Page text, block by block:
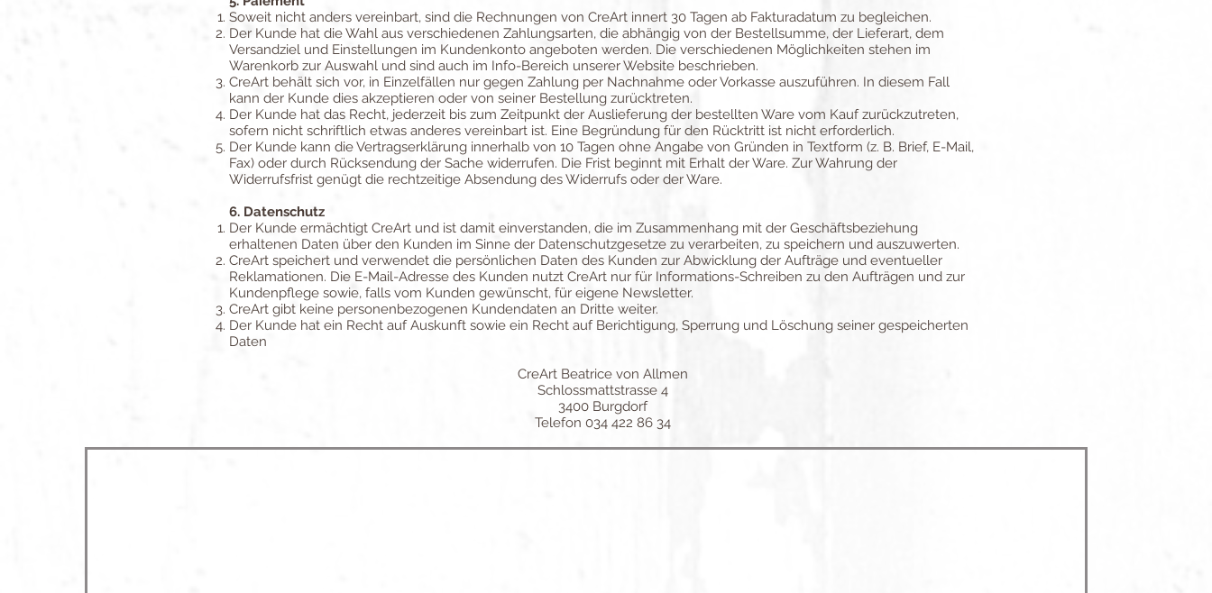
Soweit nicht anders vereinbart, sind die Rechnungen von CreArt innert 30 Tagen ab Fakturadatum zu begleichen.
Der Kunde hat die Wahl aus verschiedenen Zahlungsarten, die abhängig von der Bestellsumme, der Lieferart, dem
Versandziel und Einstellungen im Kundenkonto angeboten werden. Die verschiedenen Möglichkeiten stehen im
Warenkorb zur Auswahl und sind auch im Info-Bereich unserer Website beschrieben.
CreArt behält sich vor, in Einzelfällen nur gegen Zahlung per Nachnahme oder Vorkasse auszuführen. In diesem Fall
kann der Kunde dies akzeptieren oder von seiner Bestellung zurücktreten.
Der Kunde hat das Recht, jederzeit bis zum Zeitpunkt der Auslieferung der bestellten Ware vom Kauf zurückzutreten,
sofern nicht schriftlich etwas anderes vereinbart ist. Eine Begründung für den Rücktritt ist nicht erforderlich.
Der Kunde kann die Vertragserklärung innerhalb von 10 Tagen ohne Angabe von Gründen in Textform (z. B. Brief, E-Mail,
Fax) oder durch Rücksendung der Sache widerrufen. Die Frist beginnt mit Erhalt der Ware. Zur Wahrung der
Widerrufsfrist genügt die rechtzeitige Absendung des Widerrufs oder der Ware.
6. Datenschutz
Der Kunde ermächtigt CreArt und ist damit einverstanden, die im Zusammenhang mit der Geschäftsbeziehung
erhaltenen Daten über den Kunden im Sinne der Datenschutzgesetze zu verarbeiten, zu speichern und auszuwerten.
CreArt speichert und verwendet die persönlichen Daten des Kunden zur Abwicklung der Aufträge und eventueller
Reklamationen. Die E-Mail-Adresse des Kunden nutzt CreArt nur für Informations-Schreiben zu den Aufträgen und zur
Kundenpflege sowie, falls vom Kunden gewünscht, für eigene Newsletter.
CreArt gibt keine personenbezogenen Kundendaten an Dritte weiter.
Der Kunde hat ein Recht auf Auskunft sowie ein Recht auf Berichtigung, Sperrung und Löschung seiner gespeicherten
Daten
CreArt Beatrice von Allmen
Schlossmattstrasse 4
3400 Burgdorf
Telefon 034 422 86 34